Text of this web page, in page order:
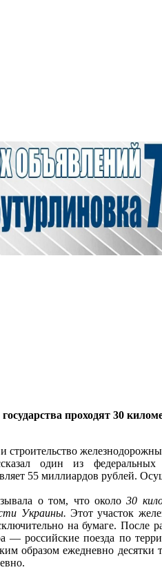
государства проходят 30
строительство
один из
55 миллиардов рублей.
о том, что около 30
Украины. Этот участок
на бумаге. После
— российские поезда по
образом ежедневно